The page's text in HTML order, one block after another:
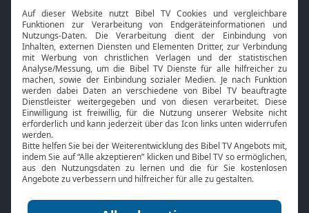
Neuigkeiten
Smart TV
HbbTV
Bibelthek Online-Bibel
Nächster Gottesdienst
Bibel TV
Über uns
Jobs
Mediadaten
Service
Kontakt
TV-Empfang